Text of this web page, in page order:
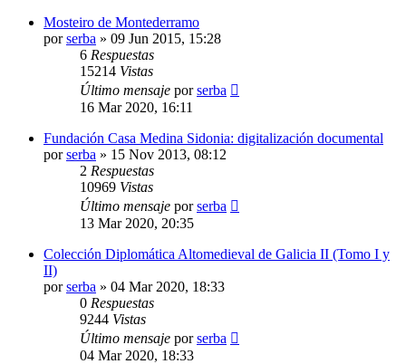
Mosteiro de Montederramo
porserba » 09 Jun 2015, 15:28
6 Respuestas
15214 Vistas
Último mensaje porserba
16 Mar 2020, 16:11
Fundación Casa Medina Sidonia: digitalización documental
porserba » 15 Nov 2013, 08:12
2 Respuestas
10969 Vistas
Último mensaje porserba
13 Mar 2020, 20:35
Colección Diplomática Altomedieval de Galicia II (Tomo I y
II)
porserba » 04 Mar 2020, 18:33
0 Respuestas
9244 Vistas
Último mensaje porserba
04 Mar 2020, 18:33